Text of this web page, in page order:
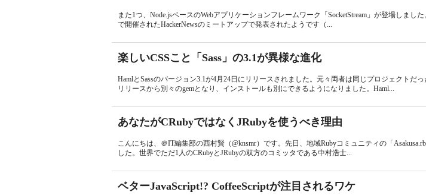
また1つ、Node.jsベースのWebアプリケーションフレームワーク「SocketStream」が登場しまし
で開催されたHackerNewsのミートアップで発表されたようです（...
楽しいCSSこと「Sass」の3.1が異様な進化
HamlとSassのバージョン3.1が4月24日にリリースされました。元々両者は同じプロジェクトだ
リリースから別々のgemとなり、インストールも別にできるようになりました。Haml...
あなたがCRubyではなくJRubyを使うべき理由
こんにちは、＠IT編集部の西村賢（@knsmr）です。先日、地域Rubyコミュニティの「
した。世界でただ1人のCRubyとJRubyの双方のコミッタである中村浩士...
ベターJavaScript!? CoffeeScriptが注目されるワケ